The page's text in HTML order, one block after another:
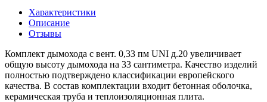
Характеристики
Описание
Отзывы
Комплект дымохода с вент. 0,33 пм UNI д.20 увеличивает
общую высоту дымохода на 33 сантиметра. Качество изделий
полностью подтверждено классификации европейского
качества. В состав комплектации входит бетонная оболочка,
керамическая труба и теплоизоляционная плита.